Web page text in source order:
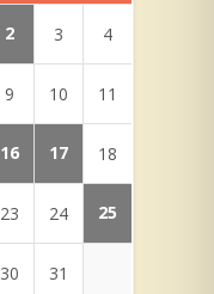
2 3 4
9 10 11
16 17 18
23 24 25
30 31